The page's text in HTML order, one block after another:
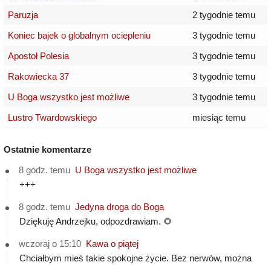
Paruzja
2 tygodnie temu
Koniec bajek o globalnym ociepleniu
3 tygodnie temu
Apostoł Polesia
3 tygodnie temu
Rakowiecka 37
3 tygodnie temu
U Boga wszystko jest możliwe
3 tygodnie temu
Lustro Twardowskiego
miesiąc temu
Ostatnie komentarze
8 godz. temu U Boga wszystko jest możliwe
+++
8 godz. temu Jedyna droga do Boga
Dziękuję Andrzejku, odpozdrawiam. 🌻
wczoraj o 15:10 Kawa o piątej
Chciałbym mieś takie spokojne życie. Bez nerwów, można